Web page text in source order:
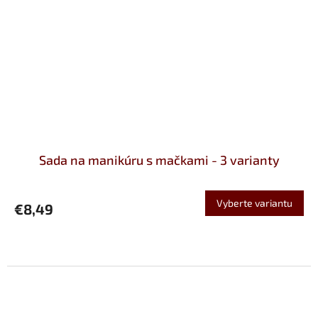
Sada na manikúru s mačkami - 3 varianty
€8,49 Vyberte variantu